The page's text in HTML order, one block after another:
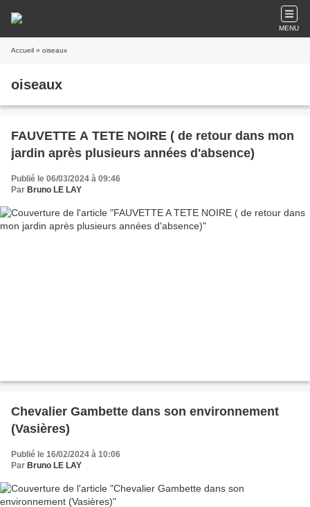
MENU
Accueil » oiseaux
oiseaux
FAUVETTE A TETE NOIRE ( de retour dans mon
jardin après plusieurs années d'absence)
Publié le 06/03/2024 à 09:46
Par Bruno LE LAY
Chevalier Gambette dans son environnement
(Vasières)
Publié le 16/02/2024 à 10:06
Par Bruno LE LAY